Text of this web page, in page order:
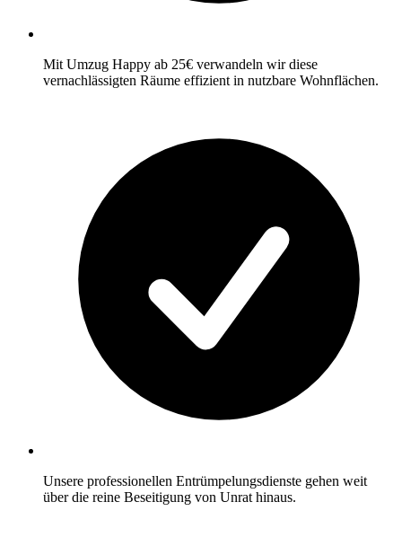
Mit Umzug Happy ab 25€ verwandeln wir diese
vernachlässigten Räume effizient in nutzbare Wohnflächen.
Unsere professionellen Entrümpelungsdienste gehen weit
über die reine Beseitigung von Unrat hinaus.